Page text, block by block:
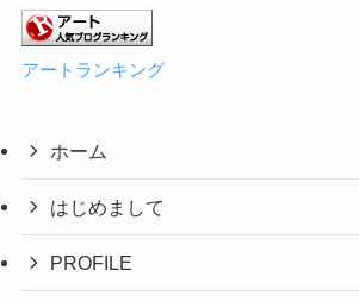
アートランキング
ホーム
はじめまして
PROFILE